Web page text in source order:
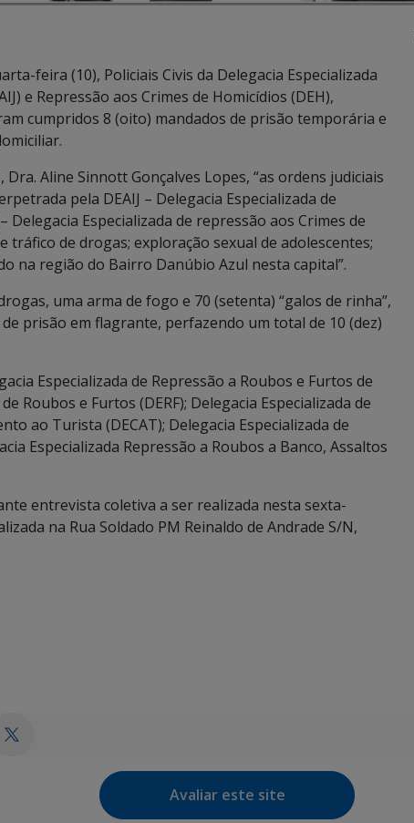
feira (10), Policiais Civis da Delegacia Especializada
e Repressão aos Crimes de Homicídios (DEH),
cumpridos 8 (oito) mandados de prisão temporária e
Aline Sinnott Gonçalves Lopes, “as ordens judiciais
pela DEAIJ – Delegacia Especializada de
Especializada de repressão aos Crimes de
tráfico de drogas; exploração sexual de adolescentes;
na região do Bairro Danúbio Azul nesta capital”.
uma arma de fogo e 70 (setenta) “galos de rinha”,
prisão em flagrante, perfazendo um total de 10 (dez)
Especializada de Repressão a Roubos e Furtos de
Roubos e Furtos (DERF); Delegacia Especializada de
ao Turista (DECAT); Delegacia Especializada de
Especializada Repressão a Roubos a Banco, Assaltos
entrevista coletiva a ser realizada nesta sexta-
na Rua Soldado PM Reinaldo de Andrade S/N,
Avaliar este site